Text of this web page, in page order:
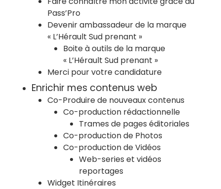
Pass’Pro
Devenir ambassadeur de la marque
« L’Hérault Sud prenant »
Boite à outils de la marque
« L’Hérault Sud prenant »
Merci pour votre candidature
Enrichir mes contenus web
Co-Produire de nouveaux contenus
Co-production rédactionnelle
Trames de pages éditoriales
Co-production de Photos
Co-production de Vidéos
Web-series et vidéos
reportages
Widget Itinéraires